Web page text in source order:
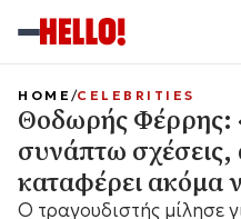
HOME CELEBRITIES
Θοδωρής Φέρρης:
συνάπτω
καταφέρει ακόμα
Ο τραγουδιστής μίλησε